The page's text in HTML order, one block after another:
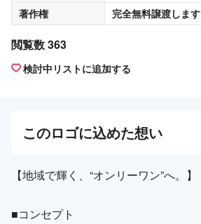
著作権
完全無料譲渡します
閲覧数 363
検討中リストに追加する
このロゴに込めた想い
【地域で輝く、“オンリーワン”へ。】
■コンセプト